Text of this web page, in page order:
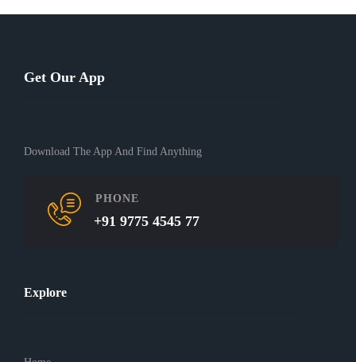
Get Our App
Download The App And Find Anything
PHONE
+91 9775 4545 77
Explore